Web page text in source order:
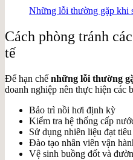
Những lỗi thường gặp khi
Cách phòng tránh
tế
Để hạn chế những lỗi thường
doanh nghiệp nên thực hiện các
Bảo trì nồi hơi định kỳ
Kiểm tra hệ thống cấp
Sử dụng nhiên liệu đạt tiêu
Đào tạo nhân viên vận
Vệ sinh buồng đốt và